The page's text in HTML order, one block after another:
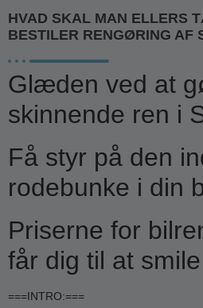
HVAD SKAL MAN ELLERS
BESTILER RENGØRING AF
Glæden ved at
skinnende ren i
Få styr på den
rodebunke i din
Priserne for
får dig til at
===INTRO:===